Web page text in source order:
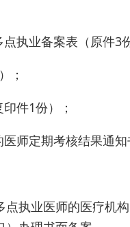
执业备案表（原件3
；
件1份）；
师定期考核结果通知
点执业医师的医疗机